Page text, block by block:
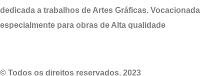
dedicada a trabalhos de Artes Gráficas. Vocacionada
especialmente para obras de Alta qualidade
© Todos os direitos reservados. 2023